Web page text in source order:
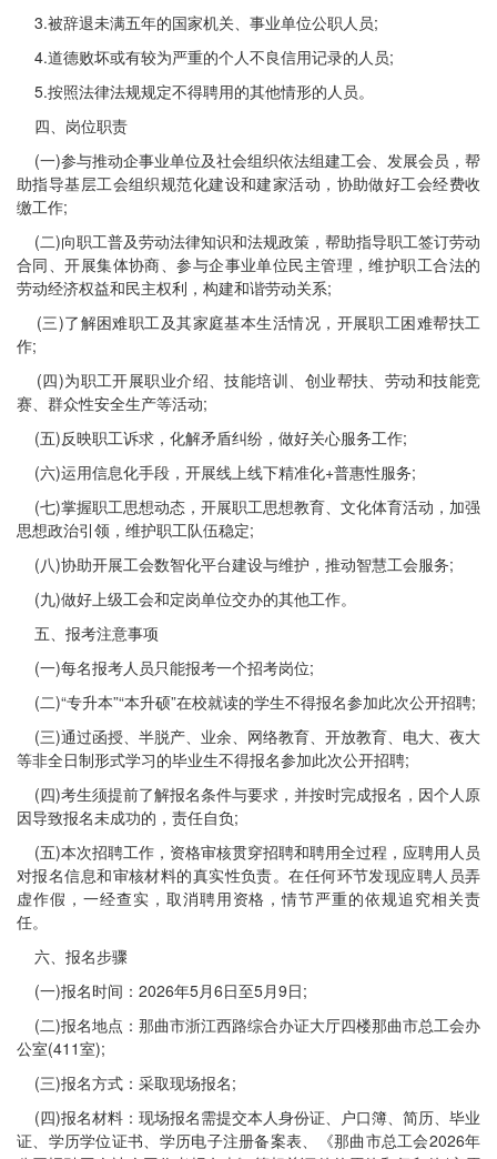
3.被辞退未满五年的国家机关、事业单位公职人员;
4.道德败坏或有较为严重的个人不良信用记录的人员;
5.按照法律法规规定不得聘用的其他情形的人员。
四、岗位职责
(一)参与推动企事业单位及社会组织依法组建工会、发展会员，帮
助指导基层工会组织规范化建设和建家活动，协助做好工会经费收
缴工作;
(二)向职工普及劳动法律知识和法规政策，帮助指导职工签订劳动
合同、开展集体协商、参与企事业单位民主管理，维护职工合法的
劳动经济权益和民主权利，构建和谐劳动关系;
(三)了解困难职工及其家庭基本生活情况，开展职工困难帮扶工
作;
(四)为职工开展职业介绍、技能培训、创业帮扶、劳动和技能竞
赛、群众性安全生产等活动;
(五)反映职工诉求，化解矛盾纠纷，做好关心服务工作;
(六)运用信息化手段，开展线上线下精准化+普惠性服务;
(七)掌握职工思想动态，开展职工思想教育、文化体育活动，加强
思想政治引领，维护职工队伍稳定;
(八)协助开展工会数智化平台建设与维护，推动智慧工会服务;
(九)做好上级工会和定岗单位交办的其他工作。
五、报考注意事项
(一)每名报考人员只能报考一个招考岗位;
(二)“专升本”“本升硕”在校就读的学生不得报名参加此次公开招聘;
(三)通过函授、半脱产、业余、网络教育、开放教育、电大、夜大
等非全日制形式学习的毕业生不得报名参加此次公开招聘;
(四)考生须提前了解报名条件与要求，并按时完成报名，因个人原
因导致报名未成功的，责任自负;
(五)本次招聘工作，资格审核贯穿招聘和聘用全过程，应聘用人员
对报名信息和审核材料的真实性负责。在任何环节发现应聘人员弄
虚作假，一经查实，取消聘用资格，情节严重的依规追究相关责
任。
六、报名步骤
(一)报名时间：2026年5月6日至5月9日;
(二)报名地点：那曲市浙江西路综合办证大厅四楼那曲市总工会办
公室(411室);
(三)报名方式：采取现场报名;
(四)报名材料：现场报名需提交本人身份证、户口簿、简历、毕业
证、学历学位证书、学历电子注册备案表、《那曲市总工会2026年